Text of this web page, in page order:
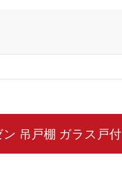
吊戸棚 ガラス戸付